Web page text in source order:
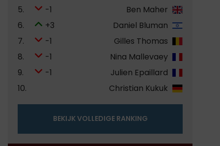
5.
-1
Ben Maher
6.
+3
Daniel Bluman
7.
-1
Gilles Thomas
8.
-1
Nina Mallevaey
9.
-1
Julien Epaillard
10.
Christian Kukuk
BEKIJK VOLLEDIGE RANKING